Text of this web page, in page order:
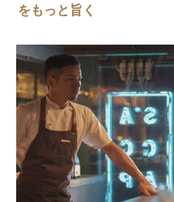
をもっと旨く